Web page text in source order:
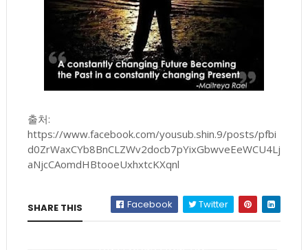
출처:
https://www.facebook.com/yousub.shin.9/posts/pfbi
d0ZrWaxCYb8BnCLZWv2docb7pYixGbwveEeWCU4Lj
aNjcCAomdHBtooeUxhxtcKXqnl
SHARE THIS Facebook Twitter